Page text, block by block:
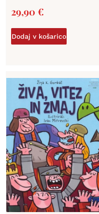
29,90 €
Dodaj v košarico